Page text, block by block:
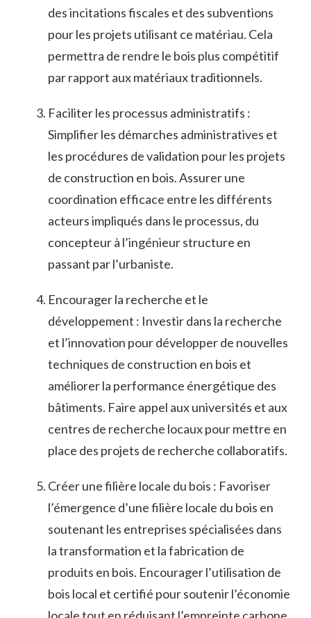
des incitations fiscales⁢ et​ des subventions
pour les projets utilisant ce matériau. Cela⁣
permettra⁣ de ⁢rendre ​le bois plus compétitif
par rapport aux matériaux traditionnels.
Faciliter les ⁢processus administratifs⁤ :
Simplifier les démarches administratives et
les procédures de⁤ validation pour les projets
de construction en bois. Assurer une
coordination efficace entre​ les différents ​
acteurs impliqués dans le​ processus, du​
concepteur à l’ingénieur ​structure en
⁣passant par l’urbaniste.
Encourager ​la recherche et le
développement : Investir dans⁣ la recherche
et⁢ l’innovation‍ pour développer de nouvelles
techniques‍ de ⁤construction en bois et
⁣améliorer la performance énergétique des
bâtiments. Faire appel aux​ universités et aux
centres de recherche locaux pour‍ mettre en
place des ⁢projets de recherche collaboratifs.
Créer une ‍filière locale‌ du bois : Favoriser
l’émergence d’une filière locale du‌ bois en‍
soutenant les entreprises spécialisées ⁢dans⁤
la transformation et la fabrication de
⁣produits en ⁢bois. Encourager ⁣l’utilisation de
bois local et certifié pour ⁣soutenir l’économie
⁤locale tout en réduisant l’empreinte ‍carbone.